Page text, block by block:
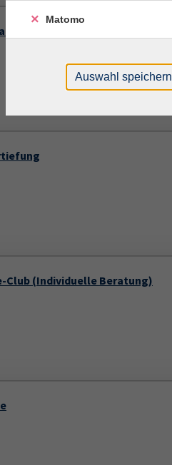
mit dem Smartphone
Club (Individuelle Beratung)
Matomo
Auswahl speichern